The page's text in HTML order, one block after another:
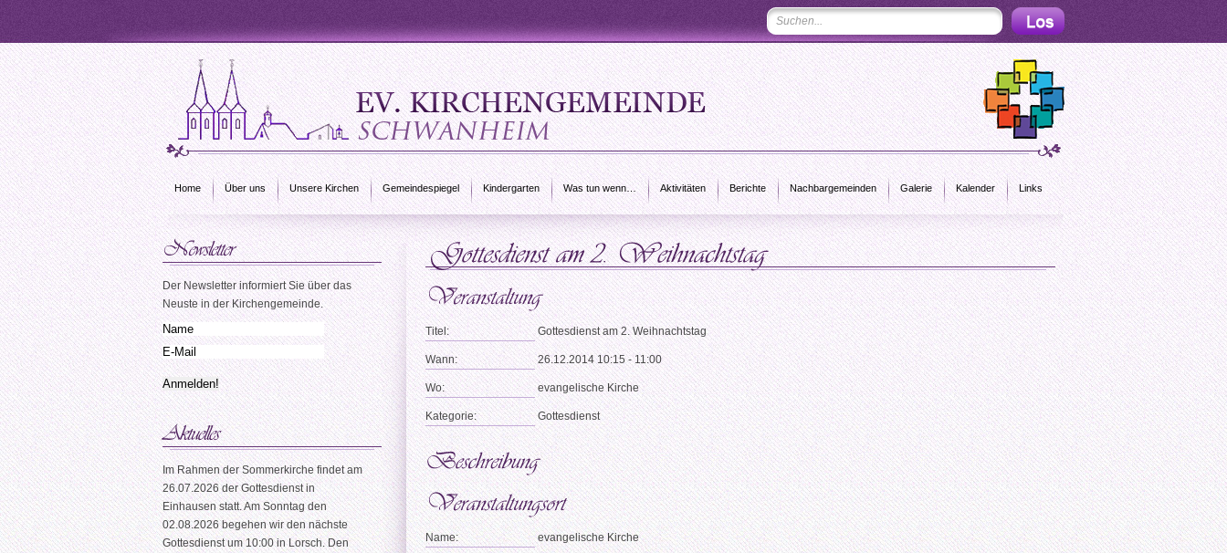
Home Über uns Unsere Kirchen Gemeindespiegel Kindergarten Was tun wenn… Aktivitäten Berichte Nachbargemeinden Galerie Kalender Links
Titel: Gottesdienst am 2. Weihnachtstag
Wann: 26.12.2014 10:15 - 11:00
Wo: evangelische Kirche
Kategorie: Gottesdienst
Name: evangelische Kirche
Der Newsletter informiert Sie über das
Neuste in der Kirchengemeinde.
Im Rahmen der Sommerkirche findet am
26.07.2026 der Gottesdienst in
Einhausen statt. Am Sonntag den
02.08.2026 begehen wir den nächste
Gottesdienst um 10:00 in Lorsch. Den